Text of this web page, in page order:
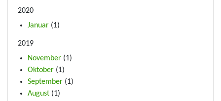
2020
Januar (1)
2019
November (1)
Oktober (1)
September (1)
August (1)